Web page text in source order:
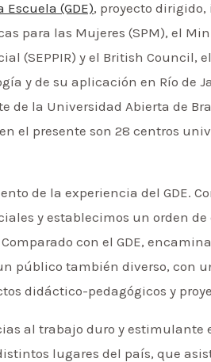
Escuela (GDE), proyecto
para las Mujeres (SPM), el
(SEPPIR) y el British Council,
y de su aplicación en Río de
de la Universidad Abierta de
el presente son 28 centros
de la experiencia del GDE.
y establecimos un orden
con el GDE,
público también diverso, con
didáctico-pedagógicos y
al trabajo duro y estimulante
lugares del país, que